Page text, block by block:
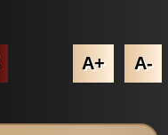
A+ A-